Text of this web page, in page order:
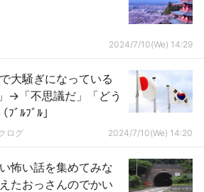
2024/7/10(We) 14:29
大騒ぎになっている
→「不思議だ」「どう
ﾞﾙﾌﾞﾙ」
ログ 2024/7/10(We) 14:20
怖い話を集めてみな
たおっさんのでかい